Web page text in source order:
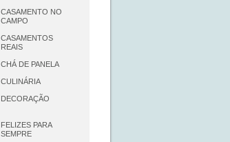
CASAMENTO NO
CAMPO
CASAMENTOS
REAIS
CHÁ DE PANELA
CULINÁRIA
DECORAÇÃO
FELIZES PARA
SEMPRE